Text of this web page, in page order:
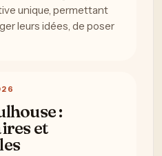
unique, permettant
leurs idées, de poser
:
et